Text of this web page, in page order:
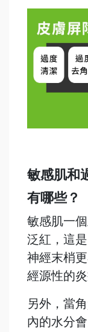
敏感肌和
有哪些？
敏感肌一
泛紅，這
神經末梢
經源性的
另外，當
內的水分